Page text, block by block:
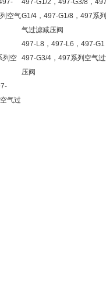
空气
497-G1/2，497-G3/8，
G1/4，497-G1/8，497系
气过滤减压阀
列空
497-L8，497-L6，497-G1
497-G3/4，497系列空气
压阀
气过